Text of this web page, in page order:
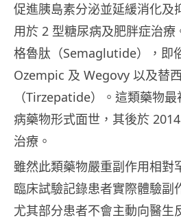
促進胰島素分泌並延緩消化及
用於 2 型糖尿病及肥胖症治療
格魯肽（Semaglutide），即
Ozempic 及 Wegovy 以及替
（Tirzepatide）。這類藥物
病藥物形式面世，其後於
治療。
雖然此類藥物嚴重副作用相對
臨床試驗記錄患者實際體驗副
尤其部分患者不會主動向醫生